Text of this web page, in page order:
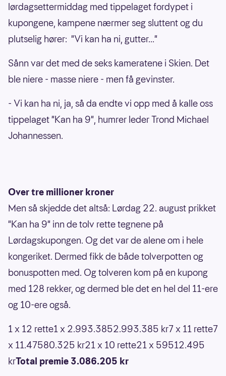
lørdagsettermiddag med tippelaget fordypet i
kupongene, kampene nærmer seg sluttent og du
plutselig hører: "Vi kan ha ni, gutter..."
Sånn var det med de seks kameratene i Skien. Det
ble niere - masse niere - men få gevinster.
- Vi kan ha ni, ja, så da endte vi opp med å kalle oss
tippelaget "Kan ha 9", humrer leder Trond Michael
Johannessen.
Over tre millioner kroner
Men så skjedde det altså: Lørdag 22. august prikket
"Kan ha 9" inn de tolv rette tegnene på
Lørdagskupongen. Og det var de alene om i hele
kongeriket. Dermed fikk de både tolverpotten og
bonuspotten med. Og tolveren kom på en kupong
med 128 rekker, og dermed ble det en hel del 11-ere
og 10-ere også.
1 x 12 rette1 x 2.993.3852.993.385 kr7 x 11 rette7
x 11.47580.325 kr21 x 10 rette21 x 59512.495
krTotal premie 3.086.205 kr